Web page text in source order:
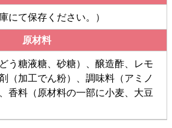
にて保存ください。）
原材料
う糖液糖、砂糖）、醸造酢、レモ
（加工でん粉）、調味料（アミノ
香料（原材料の一部に小麦、大豆